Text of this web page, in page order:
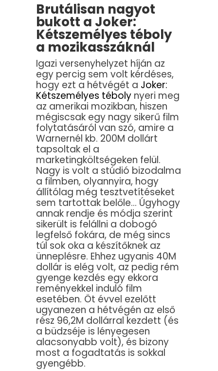
Brutálisan nagyot
bukott a Joker:
Kétszemélyes téboly
a mozikasszáknál
Igazi versenyhelyzet híján az
egy percig sem volt kérdéses,
hogy ezt a hétvégét a Joker:
Kétszemélyes téboly nyeri meg
az amerikai mozikban, hiszen
mégiscsak egy nagy sikerű film
folytatásáról van szó, amire a
Warnernél kb. 200M dollárt
tapsoltak el a
marketingköltségeken felül.
Nagy is volt a stúdió bizodalma
a filmben, olyannyira, hogy
állítólag még tesztvetítéseket
sem tartottak belőle… Úgyhogy
annak rendje és módja szerint
sikerült is felállni a dobogó
legfelső fokára, de még sincs
túl sok oka a készítőknek az
ünneplésre. Ehhez ugyanis 40M
dollár is elég volt, az pedig rém
gyenge kezdés egy ekkora
reményekkel induló film
esetében. Öt évvel ezelőtt
ugyanezen a hétvégén az első
rész 96,2M dollárral kezdett (és
a büdzséje is lényegesen
alacsonyabb volt), és bizony
most a fogadtatás is sokkal
gyengébb.